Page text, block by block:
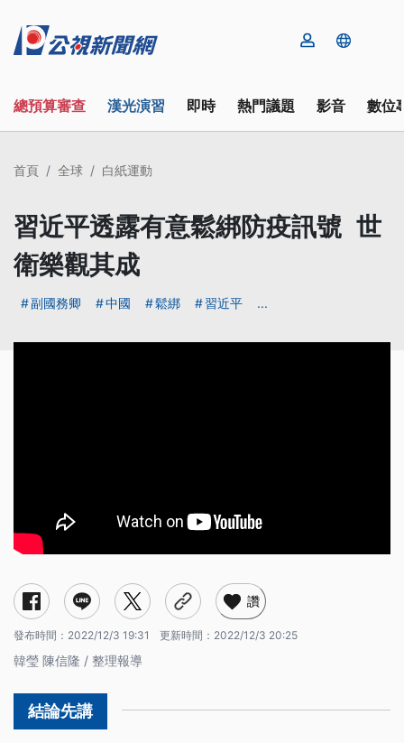
總預算審查 漢光演習 即時 熱門議題 影音 數位
首頁 全球 白紙運動
習近平透露有意鬆綁防疫訊號 世
衛樂觀其成
副國務卿 中國 鬆綁 習近平 ...
讚
發布時間： 2022/12/3 19:31 更新時間： 2022/12/3 20:25
韓瑩 陳信隆 / 整理報導